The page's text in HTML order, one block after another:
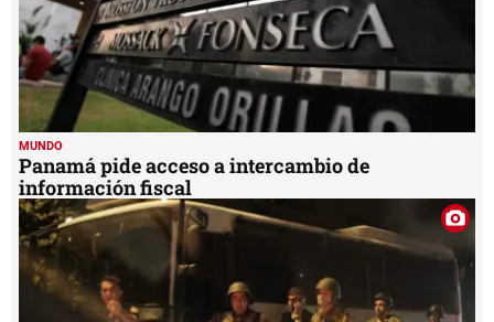
MUNDO
Panamá pide acceso a intercambio de
información fiscal